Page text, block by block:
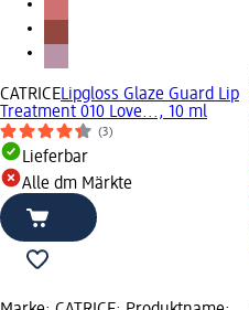
CATRICELipgloss Glaze Guard Lip
Treatment 010 Love..., 10 ml
(3)
Lieferbar
Alle dm Märkte